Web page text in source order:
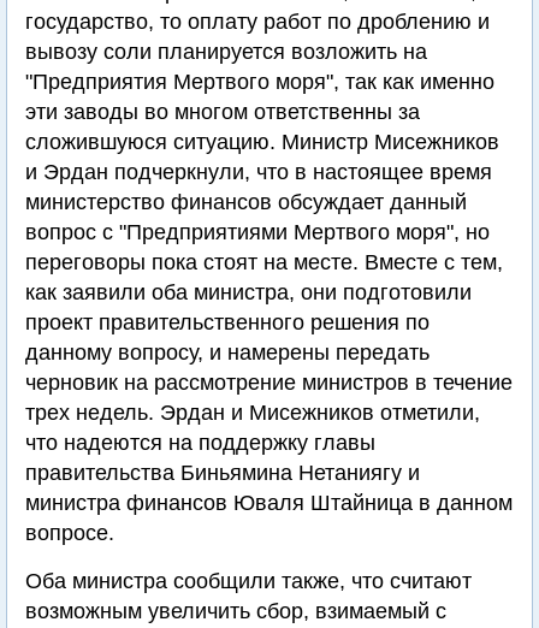
государство, то оплату работ по дроблению и
вывозу соли планируется возложить на
"Предприятия Мертвого моря", так как именно
эти заводы во многом ответственны за
сложившуюся ситуацию. Министр Мисежников
и Эрдан подчеркнули, что в настоящее время
министерство финансов обсуждает данный
вопрос с "Предприятиями Мертвого моря", но
переговоры пока стоят на месте. Вместе с тем,
как заявили оба министра, они подготовили
проект правительственного решения по
данному вопросу, и намерены передать
черновик на рассмотрение министров в течение
трех недель. Эрдан и Мисежников отметили,
что надеются на поддержку главы
правительства Биньямина Нетаниягу и
министра финансов Юваля Штайница в данном
вопросе.
Оба министра сообщили также, что считают
возможным увеличить сбор, взимаемый с